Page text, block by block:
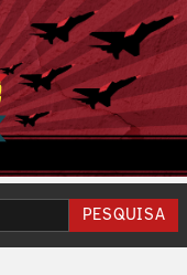
PESQUISA